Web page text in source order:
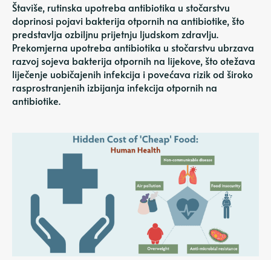
Štaviše, rutinska upotreba antibiotika u stočarstvu
doprinosi pojavi bakterija otpornih na antibiotike, što
predstavlja ozbiljnu prijetnju ljudskom zdravlju.
Prekomjerna upotreba antibiotika u stočarstvu ubrzava
razvoj sojeva bakterija otpornih na lijekove, što otežava
liječenje uobičajenih infekcija i povećava rizik od široko
rasprostranjenih izbijanja infekcija otpornih na
antibiotike.